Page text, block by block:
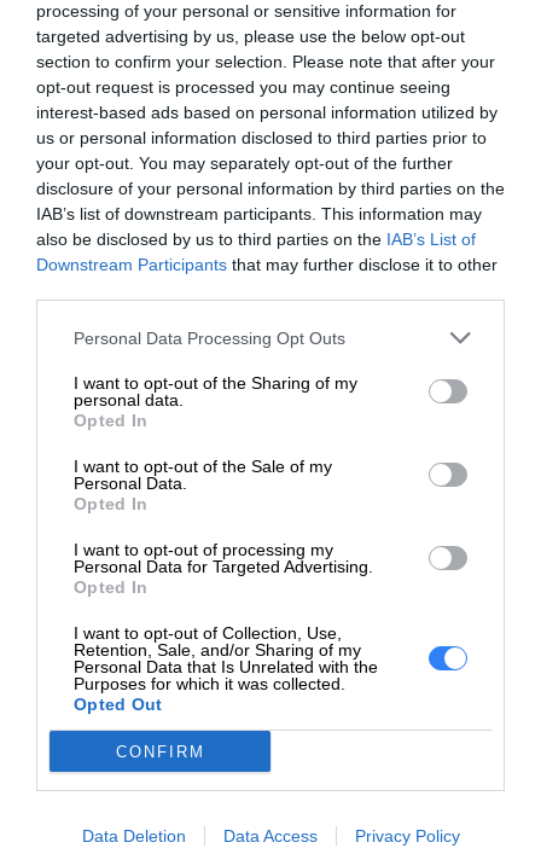
processing of your personal or sensitive information for
targeted advertising by us, please use the below opt-out
section to confirm your selection. Please note that after your
opt-out request is processed you may continue seeing
interest-based ads based on personal information utilized by
us or personal information disclosed to third parties prior to
your opt-out. You may separately opt-out of the further
disclosure of your personal information by third parties on the
IAB’s list of downstream participants. This information may
also be disclosed by us to third parties on the IAB’s List of
Downstream Participants that may further disclose it to other
Personal Data Processing Opt Outs
I want to opt-out of the Sharing of my
personal data.
Opted In
I want to opt-out of the Sale of my
Personal Data.
Opted In
I want to opt-out of processing my
Personal Data for Targeted Advertising.
Opted In
I want to opt-out of Collection, Use,
Retention, Sale, and/or Sharing of my
Personal Data that Is Unrelated with the
Purposes for which it was collected.
Opted Out
CONFIRM
Data Deletion Data Access Privacy Policy
Legendarna wydajność
Zaufaj oryginalnym tonerom HP i zyskaj skuteczność oraz
wspaniałą wydajność druku, na których można polegać.
Niezawodna, profesjonalna jakość
druku.
Dzięki oryginalnym wkładom z tonerem HP zyskasz
zgodnie z planem.